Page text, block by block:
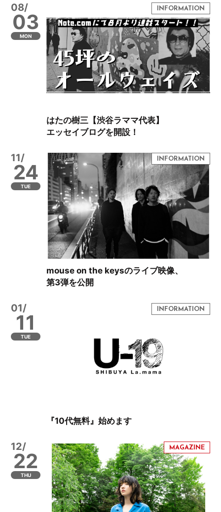
08/
03
MON
はたの樹三【渋谷ラママ代表】
エッセイブログを開設！
11/
24
TUE
mouse on the keysのライブ映像、
第3弾を公開
01/
11
TUE
『10代無料』始めます
12/
22
THU